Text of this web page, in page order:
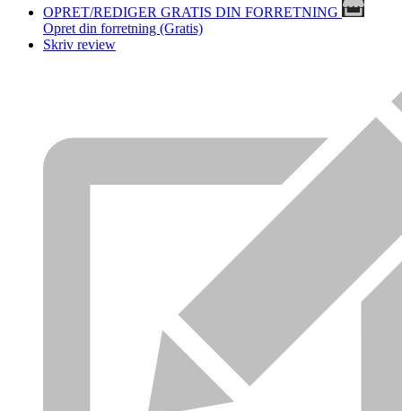
OPRET/REDIGER GRATIS DIN FORRETNING
Opret din forretning (Gratis)
Skriv review